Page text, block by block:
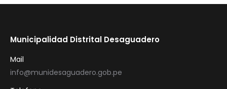
Municipalidad Distrital Desaguadero
Mail
info@munidesaguadero.gob.pe